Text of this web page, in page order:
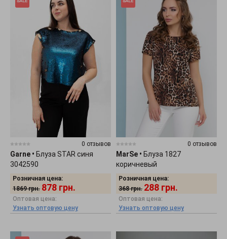
0 отзывов
Garne • Блуза STAR синя
3042590
Розничная цена:
1869 грн. 878 грн.
Оптовая цена:
Узнать оптовую цену
0 отзывов
MarSe • Блуза 1827
коричневый
Розничная цена:
368 грн. 288 грн.
Оптовая цена:
Узнать оптовую цену